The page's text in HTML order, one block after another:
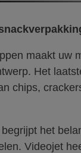
maakt uw
Het
chips,
het
Videojet